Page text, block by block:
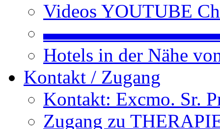
Videos YOUTUBE
Hotels in der Nähe
Kontakt / Zugang
Kontakt: Excmo. Sr.
Zugang zu